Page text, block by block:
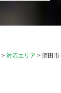
> 対応エリア > 酒田市